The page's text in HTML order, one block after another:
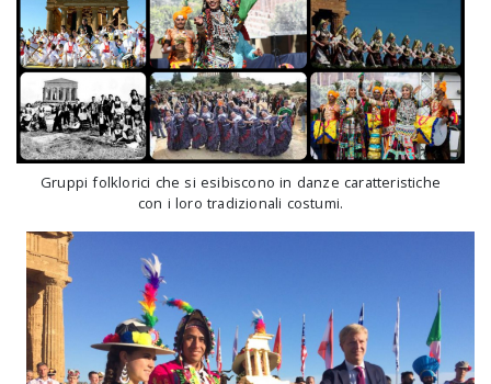
Gruppi folklorici che si esibiscono in danze caratteristiche
con i loro tradizionali costumi.